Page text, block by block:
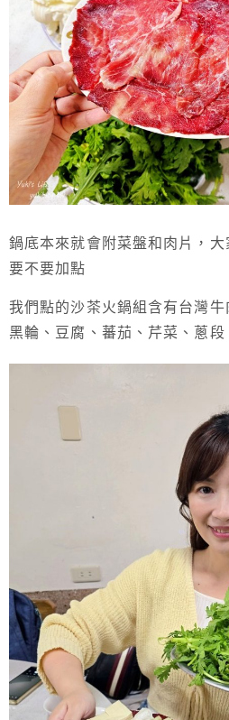
鍋底本來就會附菜盤和肉片，
要不要加點
我們點的沙茶火鍋組含有台灣牛
黑輪、豆腐、蕃茄、芹菜、蔥段